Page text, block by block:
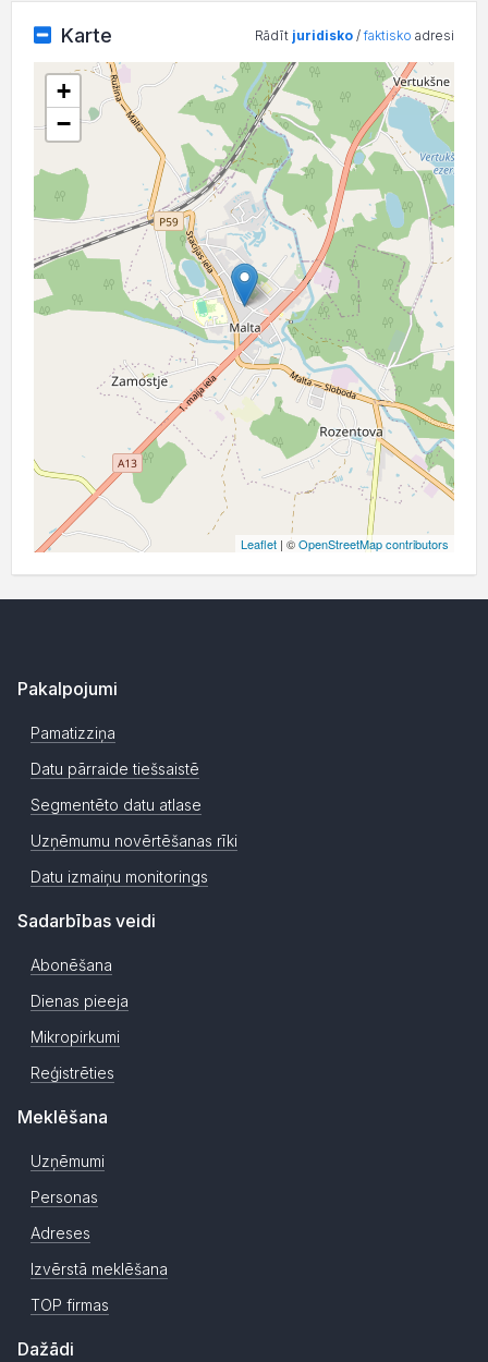
Karte Rādīt juridisko /faktisko adresi
+
−
Leaflet | ©OpenStreetMap contributors
Pakalpojumi
Pamatizziņa
Datu pārraide tiešsaistē
Segmentēto datu atlase
Uzņēmumu novērtēšanas rīki
Datu izmaiņu monitorings
Sadarbības veidi
Abonēšana
Dienas pieeja
Mikropirkumi
Reģistrēties
Meklēšana
Uzņēmumi
Personas
Adreses
Izvērstā meklēšana
TOP firmas
Dažādi